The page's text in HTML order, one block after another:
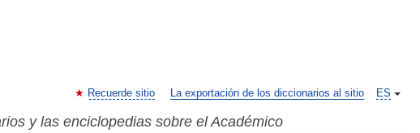
ES
Recuerde sitio La exportación de los diccionarios al sitio
y las enciclopedias sobre el Académico